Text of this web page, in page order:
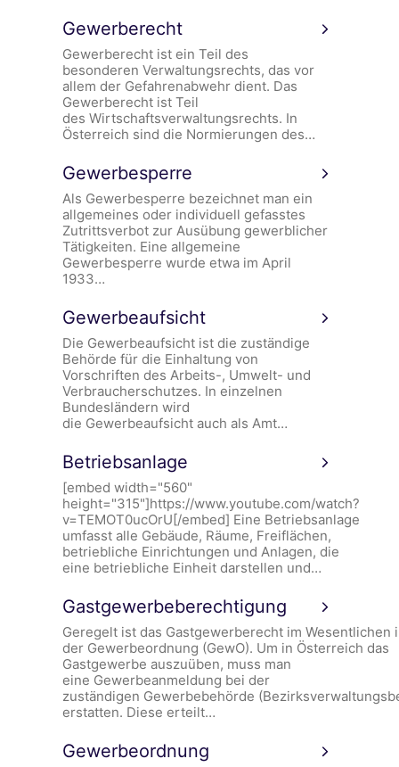
Gewerberecht
Gewerberecht ist ein Teil des
besonderen Verwaltungsrechts, das vor
allem der Gefahrenabwehr dient. Das
Gewerberecht ist Teil
des Wirtschaftsverwaltungsrechts. In
Österreich sind die Normierungen des…
Gewerbesperre
Als Gewerbesperre bezeichnet man ein
allgemeines oder individuell gefasstes
Zutrittsverbot zur Ausübung gewerblicher
Tätigkeiten. Eine allgemeine
Gewerbesperre wurde etwa im April
1933…
Gewerbeaufsicht
Die Gewerbeaufsicht ist die zuständige
Behörde für die Einhaltung von
Vorschriften des Arbeits-, Umwelt- und
Verbraucherschutzes. In einzelnen
Bundesländern wird
die Gewerbeaufsicht auch als Amt…
Betriebsanlage
[embed width="560"
height="315"]https://www.youtube.com/watch?
v=TEMOT0ucOrU[/embed] Eine Betriebsanlage
umfasst alle Gebäude, Räume, Freiflächen,
betriebliche Einrichtungen und Anlagen, die
eine betriebliche Einheit darstellen und…
Gastgewerbeberechtigung
Geregelt ist das Gastgewerberecht im Wesentlichen
der Gewerbeordnung (GewO). Um in Österreich das
Gastgewerbe auszuüben, muss man
eine Gewerbeanmeldung bei der
zuständigen Gewerbebehörde
erstatten. Diese erteilt…
Gewerbeordnung